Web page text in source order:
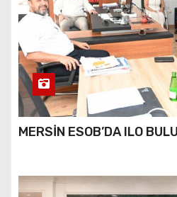
MERSİN ESOB’DA ILO